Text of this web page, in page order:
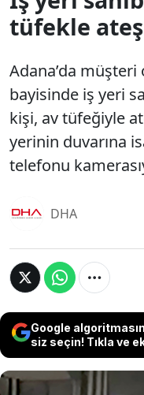
tüfekle ateş
Adana’da
bayisinde iş yeri
kişi, av tüfeğiyle
yerinin duvarına
telefonu
DHA
Google
siz seçin! Tıkla ve